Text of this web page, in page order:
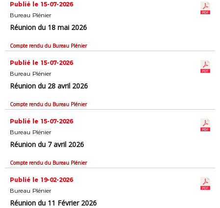
Publié le 15-07-2026
Bureau Plénier
Réunion du 18 mai 2026
Compte rendu du Bureau Plénier
Publié le 15-07-2026
Bureau Plénier
Réunion du 28 avril 2026
Compte rendu du Bureau Plénier
Publié le 15-07-2026
Bureau Plénier
Réunion du 7 avril 2026
Compte rendu du Bureau Plénier
Publié le 19-02-2026
Bureau Plénier
Réunion du 11 Février 2026